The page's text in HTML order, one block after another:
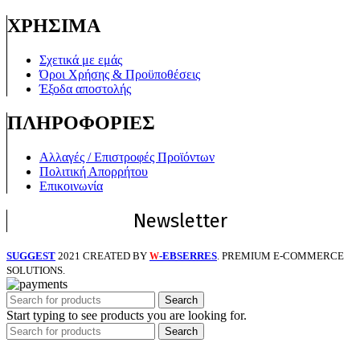
ΧΡΗΣΙΜΑ
Σχετικά με εμάς
Όροι Χρήσης & Προϋποθέσεις
Έξοδα αποστολής
ΠΛΗΡΟΦΟΡΙΕΣ
Αλλαγές / Επιστροφές Προϊόντων
Πολιτική Απορρήτου
Επικοινωνία
Newsletter
SUGGEST 2021 CREATED BY W-EBSERRES . PREMIUM E-COMMERCE
SOLUTIONS.
Search
Start typing to see products you are looking for.
Search